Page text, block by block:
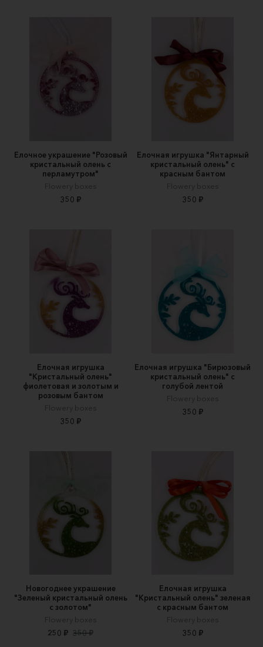
Елочное украшение "Розовый
кристальный олень с
перламутром"
Flowery boxes
350 ₽
Елочная игрушка "Янтарный
кристальный олень" с
красным бантом
Flowery boxes
350 ₽
Елочная игрушка
"Кристальный олень"
фиолетовая и золотым и
розовым бантом
Flowery boxes
350 ₽
Елочная игрушка "Бирюзовый
кристальный олень" с
голубой лентой
Flowery boxes
350 ₽
Новогоднее украшение
"Зеленый кристальный олень
с золотом"
Flowery boxes
250 ₽ 350 ₽
Елочная игрушка
"Кристальный олень" зеленая
с красным бантом
Flowery boxes
350 ₽